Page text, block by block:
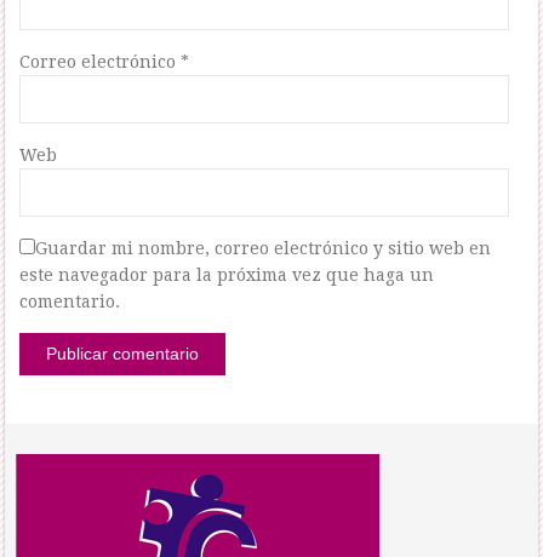
Correo electrónico*
Web
Guardar mi nombre, correo electrónico y sitio web en
este navegador para la próxima vez que haga un
comentario.